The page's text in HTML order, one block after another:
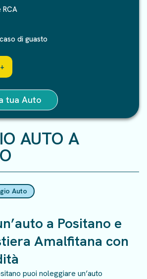
RCA
di guasto
tua Auto
AUTO A
Auto
a Positano e
Amalfitana con
puoi noleggiare un’auto